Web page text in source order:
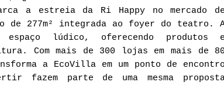
a estreia da Ri Happy no mercado de
de 277m² integrada ao foyer do teatro.
lúdico, oferecendo produtos e
Com mais de 300 lojas em mais de 80
a EcoVilla em um ponto de encontro
fazem parte de uma mesma